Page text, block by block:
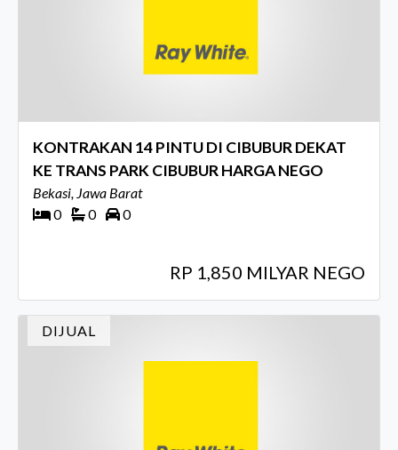
KONTRAKAN 14 PINTU DI CIBUBUR DEKAT
KE TRANS PARK CIBUBUR HARGA NEGO
Bekasi, Jawa Barat
0
0 0
RP 1,850 MILYAR NEGO
DIJUAL